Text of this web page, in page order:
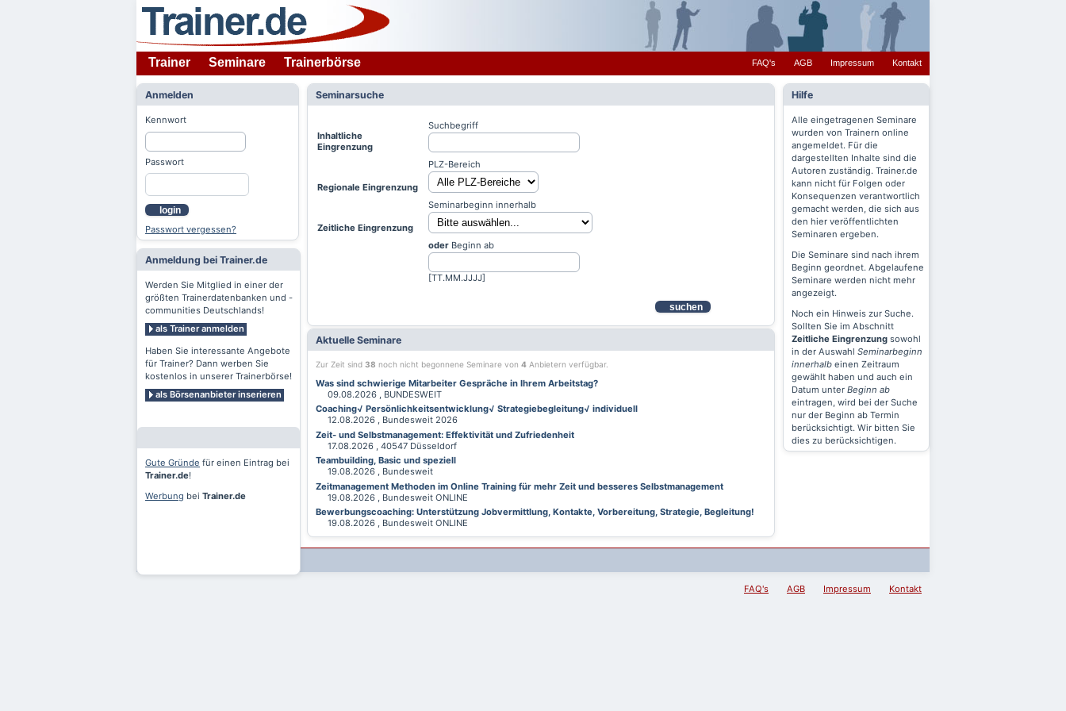
Trainer Seminare Trainerbörse FAQ's AGB Impressum Kontakt
Anmelden
Kennwort
Passwort
login
Passwort vergessen?
Anmeldung bei Trainer.de
Werden Sie Mitglied in einer der
größten Trainerdatenbanken und -
communities Deutschlands!
als Trainer anmelden
Haben Sie interessante Angebote
für Trainer? Dann werben Sie
kostenlos in unserer Trainerbörse!
als Börsenanbieter inserieren
Gute Gründe für einen Eintrag bei
Trainer.de!
Werbung bei Trainer.de
Hilfe
Alle eingetragenen Seminare
wurden von Trainern online
angemeldet. Für die
dargestellten Inhalte sind die
Autoren zuständig. Trainer.de
kann nicht für Folgen oder
Konsequenzen verantwortlich
gemacht werden, die sich aus
den hier veröffentlichten
Seminaren ergeben.
Die Seminare sind nach ihrem
Beginn geordnet. Abgelaufene
Seminare werden nicht mehr
angezeigt.
Noch ein Hinweis zur Suche.
Sollten Sie im Abschnitt
Zeitliche Eingrenzung sowohl
in der Auswahl Seminarbeginn
innerhalb einen Zeitraum
gewählt haben und auch ein
Datum unter Beginn ab
eintragen, wird bei der Suche
nur der Beginn ab Termin
berücksichtigt. Wir bitten Sie
dies zu berücksichtigen.
Seminarsuche
Inhaltliche
Eingrenzung
Suchbegriff
Regionale Eingrenzung
PLZ-Bereich
Zeitliche Eingrenzung
Seminarbeginn innerhalb
oder Beginn ab
[TT.MM.JJJJ]
suchen
Aktuelle Seminare
Zur Zeit sind 38 noch nicht begonnene Seminare von 4 Anbietern verfügbar.
Was sind schwierige Mitarbeiter Gespräche in Ihrem Arbeitstag?
09.08.2026 , BUNDESWEIT
Coaching√ Persönlichkeitsentwicklung√ Strategiebegleitung√ individuell
12.08.2026 , Bundesweit 2026
Zeit- und Selbstmanagement: Effektivität und Zufriedenheit
17.08.2026 , 40547 Düsseldorf
Teambuilding, Basic und speziell
19.08.2026 , Bundesweit
Zeitmanagement Methoden im Online Training für mehr Zeit und besseres Selbstmanagement
19.08.2026 , Bundesweit ONLINE
Bewerbungscoaching: Unterstützung Jobvermittlung, Kontakte, Vorbereitung, Strategie, Begleitung!
19.08.2026 , Bundesweit ONLINE
FAQ's AGB Impressum Kontakt